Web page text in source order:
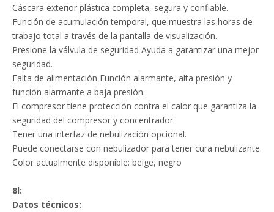
Cáscara exterior plástica completa, segura y confiable.
Función de acumulación temporal, que muestra las horas de
trabajo total a través de la pantalla de visualización.
Presione la válvula de seguridad Ayuda a garantizar una mejor
seguridad.
Falta de alimentación Función alarmante, alta presión y
función alarmante a baja presión.
El compresor tiene protección contra el calor que garantiza la
seguridad del compresor y concentrador.
Tener una interfaz de nebulización opcional.
Puede conectarse con nebulizador para tener cura nebulizante.
Color actualmente disponible: beige, negro
8l:
Datos técnicos: